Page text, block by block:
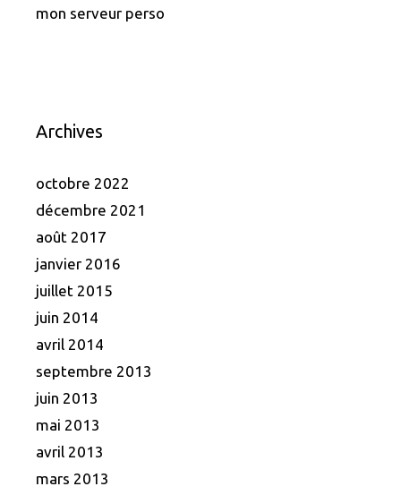
mon serveur perso
Archives
octobre 2022
décembre 2021
août 2017
janvier 2016
juillet 2015
juin 2014
avril 2014
septembre 2013
juin 2013
mai 2013
avril 2013
mars 2013